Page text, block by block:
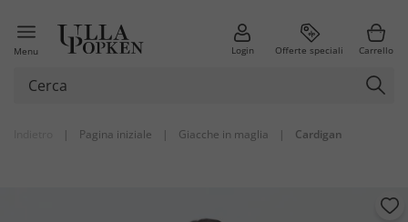
Menu Login Offerte speciali Carrello
| Pagina iniziale | Giacche in maglia | Cardigan